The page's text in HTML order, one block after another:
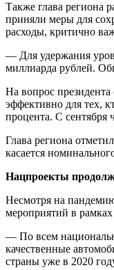
Также глава региона
приняли меры для
расходы, критично
— Для удержания
миллиарда рублей.
На вопрос президента
эффективно для тех,
процента. С сентября
Глава региона
касается
Нацпроекты
Несмотря на
мероприятий в
— По всем
качественные
страны уже в 2020